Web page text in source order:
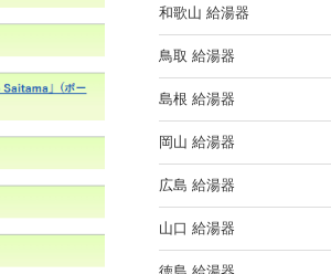
和歌山 給湯器
鳥取 給湯器
島根 給湯器
岡山 給湯器
広島 給湯器
山口 給湯器